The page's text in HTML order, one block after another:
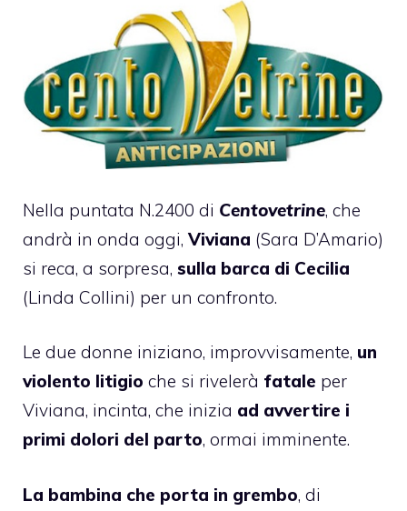
Nella puntata N.2400 di Centovetrine, che
andrà in onda oggi,Viviana (Sara D’Amario)
si reca, a sorpresa, sulla barca di Cecilia
(Linda Collini) per un confronto.
Le due donne iniziano, improvvisamente, un
violento litigio che si rivelerà fatale per
Viviana, incinta, che inizia ad avvertire i
primi dolori del parto, ormai imminente.
La bambina che porta in grembo, di